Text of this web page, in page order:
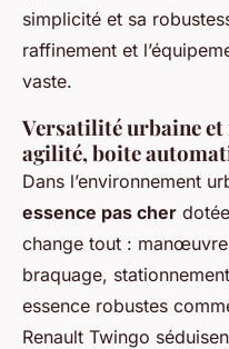
simplicité et sa
raffinement et
vaste.
Versatilité urbaine
agilité, boite
Dans l’environnement
essence pas cher
change tout :
braquage,
essence robustes
Renault Twingo